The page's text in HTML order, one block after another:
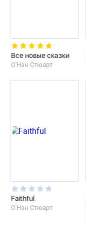
Все новые сказки
О'Нэн Стюарт
Faithful
О'Нэн Стюарт